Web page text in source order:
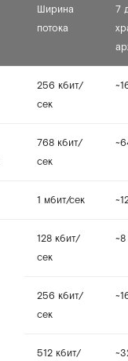
Ширина
потока
7
256 кбит/
сек
768 кбит/
сек
1 мбит/сек
128 кбит/
сек
~8
256 кбит/
сек
512 кбит/